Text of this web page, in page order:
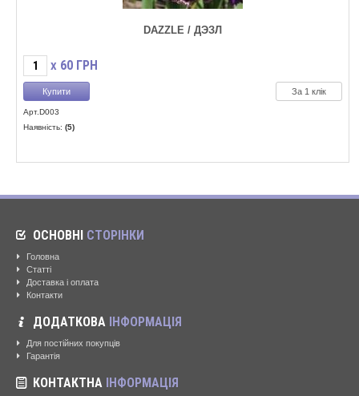
DAZZLE / ДЭЗЛ
X 60 ГРН
За 1 клік
Арт.D003
Наявність: (5)
ОСНОВНІ СТОРІНКИ
Головна
Статті
Доставка і оплата
Контакти
ДОДАТКОВА ІНФОРМАЦІЯ
Для постійних покупців
Гарантія
КОНТАКТНА ІНФОРМАЦІЯ